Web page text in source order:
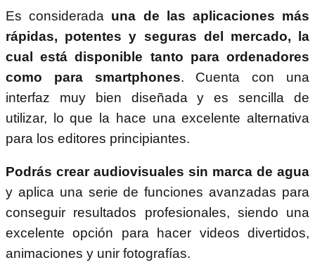
Es considerada una de las aplicaciones más
rápidas, potentes y seguras del mercado, la
cual está disponible tanto para ordenadores
como para smartphones. Cuenta con una
interfaz muy bien diseñada y es sencilla de
utilizar, lo que la hace una excelente alternativa
para los editores principiantes.
Podrás crear audiovisuales sin marca de agua
y aplica una serie de funciones avanzadas para
conseguir resultados profesionales, siendo una
excelente opción para hacer videos divertidos,
animaciones y unir fotografías.